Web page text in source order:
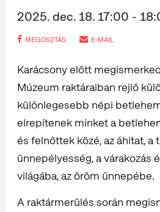
2025. dec. 18. 17:00 -
MEGOSZTÁS E-MAIL
Karácsony előtt
Múzeum raktáraiban rejlő
különlegesebb népi
elrepítenek minket a
és felnőttek közé, az áhitat, a
ünnepélyesség, a várakozás
világába, az öröm ünnepébe.
A raktármerülés során